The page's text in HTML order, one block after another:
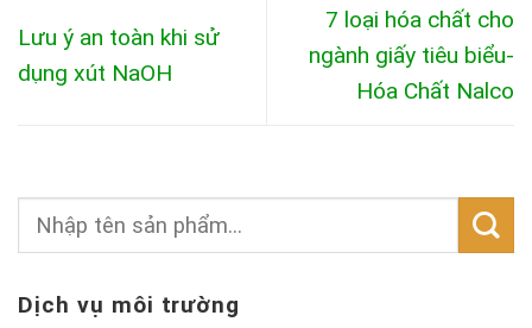
Lưu ý an toàn khi sử
dụng xút NaOH
7 loại hóa chất cho
ngành giấy tiêu biểu-
Hóa Chất Nalco
Dịch vụ môi trường